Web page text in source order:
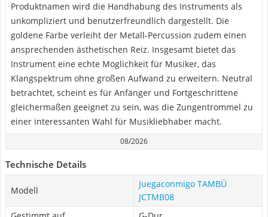
Produktnamen wird die Handhabung des Instruments als
unkompliziert und benutzerfreundlich dargestellt. Die
goldene Farbe verleiht der Metall-Percussion zudem einen
ansprechenden ästhetischen Reiz. Insgesamt bietet das
Instrument eine echte Möglichkeit für Musiker, das
Klangspektrum ohne großen Aufwand zu erweitern. Neutral
betrachtet, scheint es für Anfänger und Fortgeschrittene
gleichermaßen geeignet zu sein, was die Zungentrommel zu
einer interessanten Wahl für Musikliebhaber macht.
08/2026
Technische Details
Modell
Juegaconmigo TAMBÚ
JCTMB08